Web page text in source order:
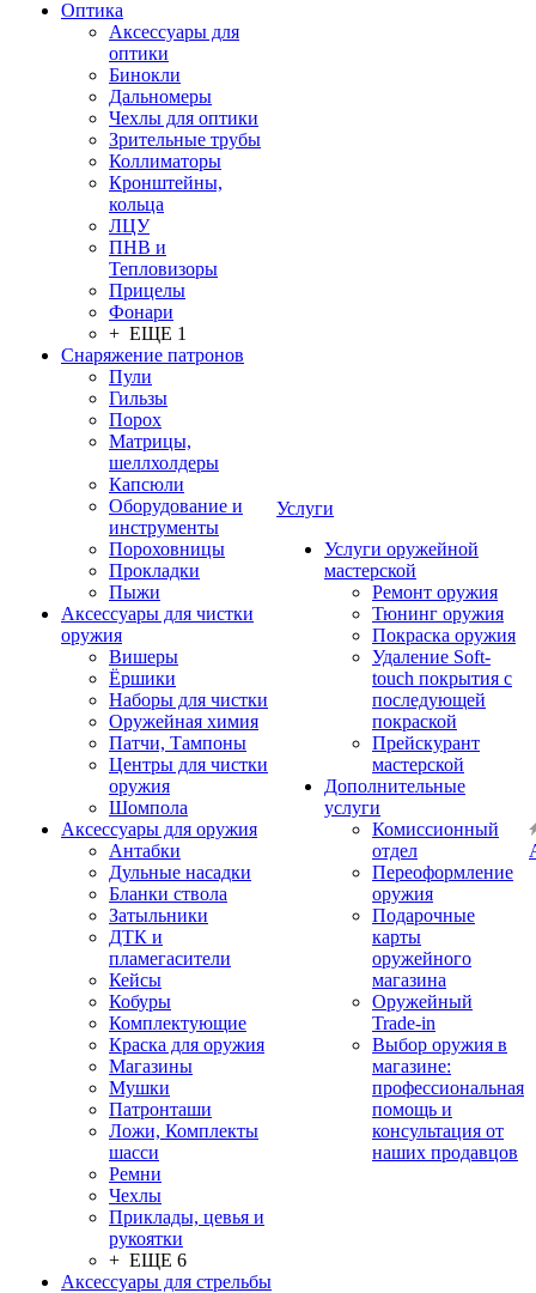
Оптика
Аксессуары для
оптики
Бинокли
Дальномеры
Чехлы для оптики
Зрительные трубы
Коллиматоры
Кронштейны,
кольца
ЛЦУ
ПНВ и
Тепловизоры
Прицелы
Фонари
+ ЕЩЕ 1
Снаряжение патронов
Пули
Гильзы
Порох
Матрицы,
шеллхолдеры
Капсюли
Оборудование и
инструменты
Пороховницы
Прокладки
Пыжи
Аксессуары для чистки
оружия
Вишеры
Ёршики
Наборы для чистки
Оружейная химия
Патчи, Тампоны
Центры для чистки
оружия
Шомпола
Аксессуары для оружия
Антабки
Дульные насадки
Бланки ствола
Затыльники
ДТК и
пламегасители
Кейсы
Кобуры
Комплектующие
Краска для оружия
Магазины
Мушки
Патронташи
Ложи, Комплекты
шасси
Ремни
Чехлы
Приклады, цевья и
рукоятки
+ ЕЩЕ 6
Аксессуары для стрельбы
Услуги
Услуги оружейной
мастерской
Ремонт оружия
Тюнинг оружия
Покраска оружия
Удаление Soft-
touch покрытия с
последующей
покраской
Прейскурант
мастерской
Дополнительные
услуги
Комиссионный
отдел
Переоформление
оружия
Подарочные
карты
оружейного
магазина
Оружейный
Trade-in
Выбор оружия в
магазине:
профессиональная
помощь и
консультация от
наших продавцов